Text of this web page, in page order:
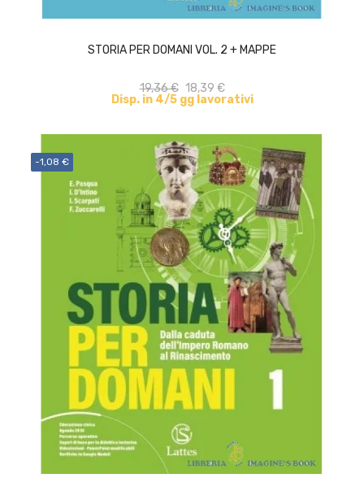
STORIA PER DOMANI VOL. 2 + MAPPE
19,36 € 18,39 €
Disp. in 4/5 gg lavorativi
ACQUISTA
-1,08 €
ACQUISTA